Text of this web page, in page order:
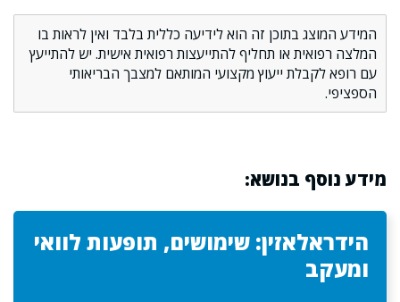
המידע המוצג בתוכן זה הוא לידיעה כללית בלבד ואין לראות בו
המלצה רפואית או תחליף להתייעצות רפואית אישית. יש להתייעץ
עם רופא לקבלת ייעוץ מקצועי המותאם למצבך הבריאותי
הספציפי.
מידע נוסף בנושא:
הידראלאזין: שימושים, תופעות לוואי
ומעקב